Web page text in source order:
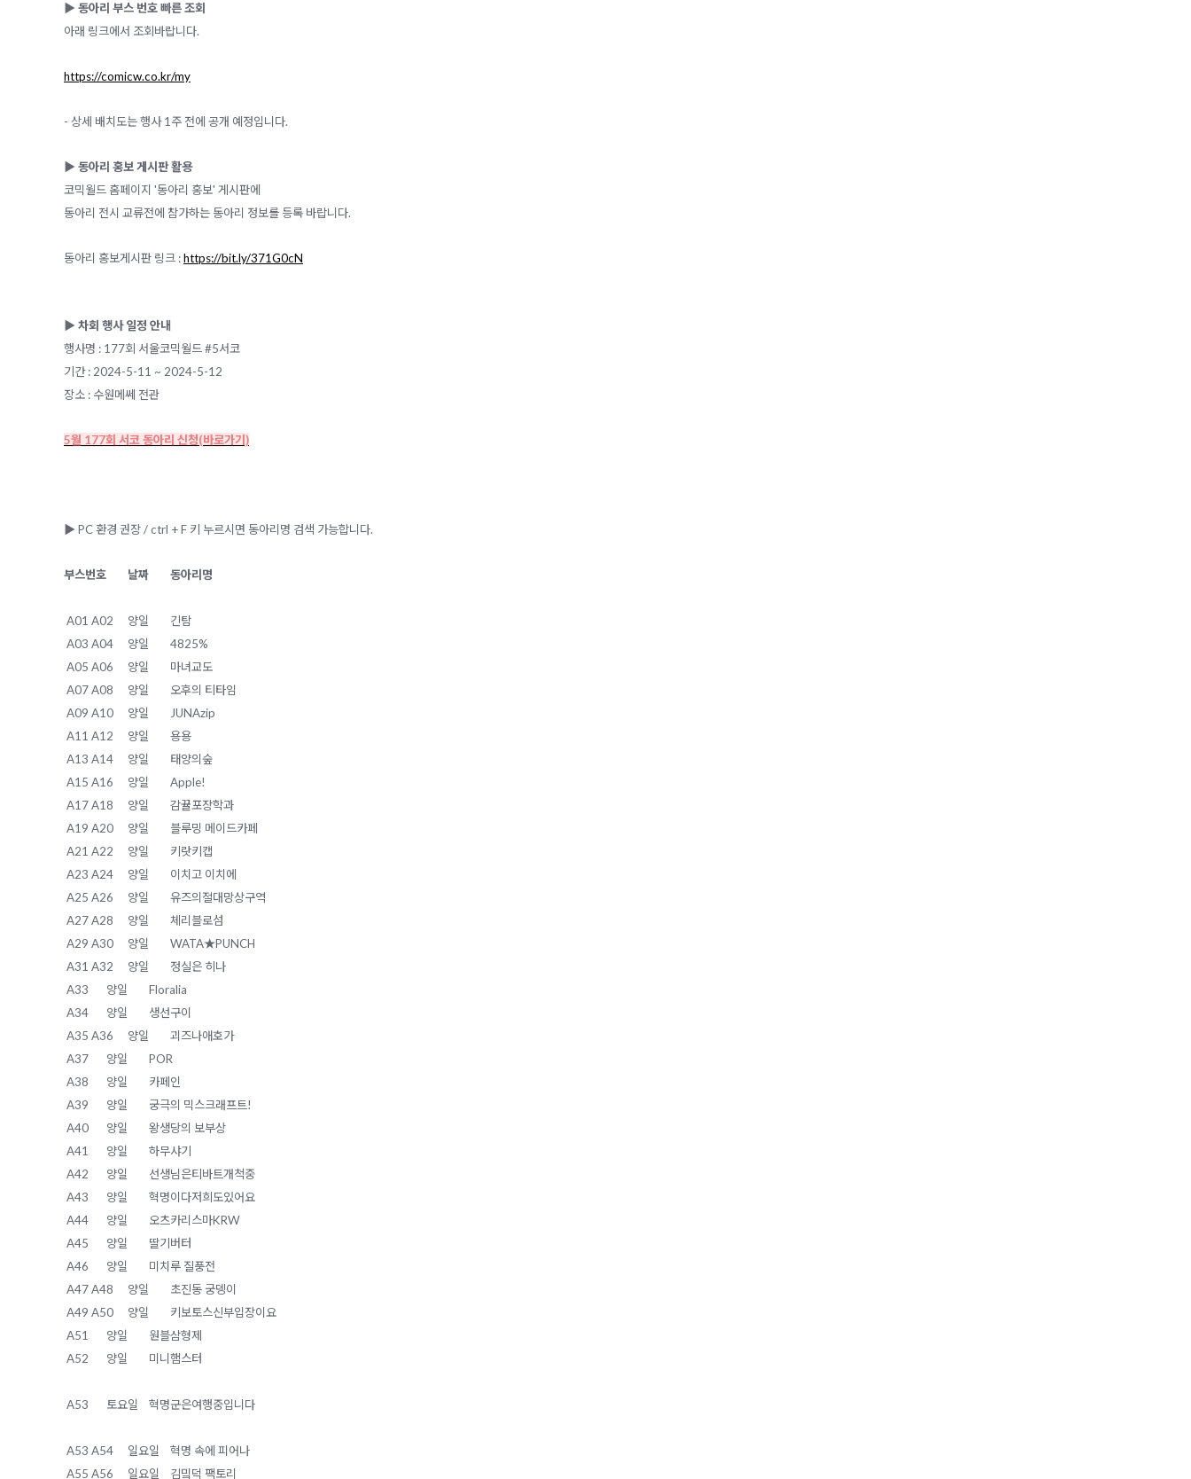
▶️ 동아리 부스 번호 빠른 조회
아래 링크에서 조회바랍니다.
https://comicw.co.kr/my
- 상세 배치도는 행사 1주 전에 공개 예정입니다.
▶️ 동아리 홍보 게시판 활용
코믹월드 홈페이지 '동아리 홍보' 게시판에
동아리 전시 교류전에 참가하는 동아리 정보를 등록 바랍니다.
동아리 홍보게시판 링크 :https://bit.ly/371G0cN
▶️ 차회 행사 일정 안내
행사명 : 177회 서울코믹월드 #5서코
기간 : 2024-5-11 ~ 2024-5-12
장소 : 수원메쎄 전관
5월 177회 서코 동아리 신청(바로가기)
▶️ PC 환경 권장 / ctrl + F 키 누르시면 동아리명 검색 가능합니다.
부스번호 날짜 동아리명
A01 A02 양일
긴탐
A03 A04
양일
4825%
A05 A06
양일
마녀교도
A07 A08
양일
오후의 티타임
A09 A10
양일
JUNAzip
A11 A12
양일
용용
A13 A14
양일
태양의숲
A15 A16
양일
Apple!
A17 A18
양일
감뀰포장학과
A19 A20
양일
블루밍 메이드카페
A21 A22
양일
키랏키캡
A23 A24
양일
이치고 이치에
A25 A26
양일
유즈의절대망상구역
A27 A28
양일
체리블로섬
A29 A30
양일
WATA★PUNCH
A31 A32
양일
정실은 히나
A33
양일
Floralia
A34
양일
생선구이
A35 A36
양일
괴즈나애호가
A37
양일
POR
A38
양일
카페인
A39
양일
궁극의 믹스크래프트!
A40
양일
왕생당의 보부상
A41
양일
하무샤기
A42
양일
선생님은티바트개척중
A43
양일
혁명이다저희도있어요
A44
양일
오츠카리스마KRW
A45
양일
딸기버터
A46
양일
미치루 질풍전
A47 A48
양일
초진동 궁뎅이
A49 A50
양일
키보토스신부입장이요
A51
양일
원블삼형제
A52
양일 미니햄스터
A53 토요일 혁명군은여행중입니다
A53 A54 일요일
혁명 속에 피어나
A55 A56
일요일 김밐덕 팩토리